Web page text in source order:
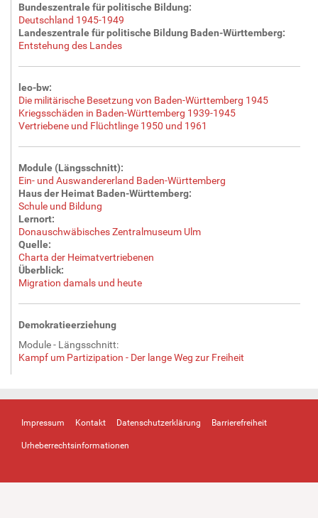
Bundeszentrale für politische Bildung:
Deutschland 1945-1949
Landeszentrale für politische Bildung Baden-Württemberg:
Entstehung des Landes
leo-bw:
Die militärische Besetzung von Baden-Württemberg 1945
Kriegsschäden in Baden-Württemberg 1939-1945
Vertriebene und Flüchtlinge 1950 und 1961
Module (Längsschnitt):
Ein- und Auswandererland Baden-Württemberg
Haus der Heimat Baden-Württemberg:
Schule und Bildung
Lernort:
Donauschwäbisches Zentralmuseum Ulm
Quelle:
Charta der Heimatvertriebenen
Überblick:
Migration damals und heute
Demokratieerziehung
Module - Längsschnitt:
Kampf um Partizipation - Der lange Weg zur Freiheit
Impressum Kontakt Datenschutzerklärung Barrierefreiheit
Urheberrechtsinformationen